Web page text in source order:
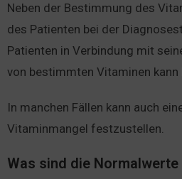
Neben der Bestimmung des
des Patienten bei der
Patienten in Verbindung mit
von bestimmten Vitaminen
In manchen Fällen kann auch
Vitaminmangel festzustellen.
Was sind die